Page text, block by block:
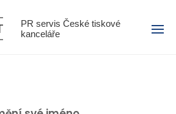
PR servis České tiskové
kanceláře
Menu